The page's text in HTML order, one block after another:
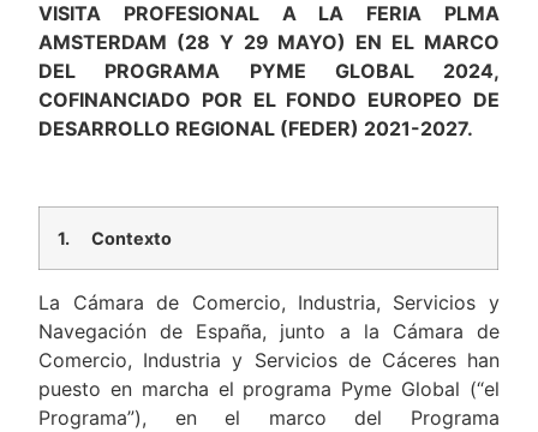
VISITA PROFESIONAL A LA FERIA PLMA
AMSTERDAM (28 Y 29 MAYO) EN EL MARCO
DEL PROGRAMA PYME GLOBAL 2024,
COFINANCIADO POR EL FONDO EUROPEO DE
DESARROLLO REGIONAL (FEDER) 2021-2027.
1.Contexto
La Cámara de Comercio, Industria, Servicios y
Navegación de España, junto a la Cámara de
Comercio, Industria y Servicios de Cáceres han
puesto en marcha el programa Pyme Global (“el
Programa”), en el marco del Programa